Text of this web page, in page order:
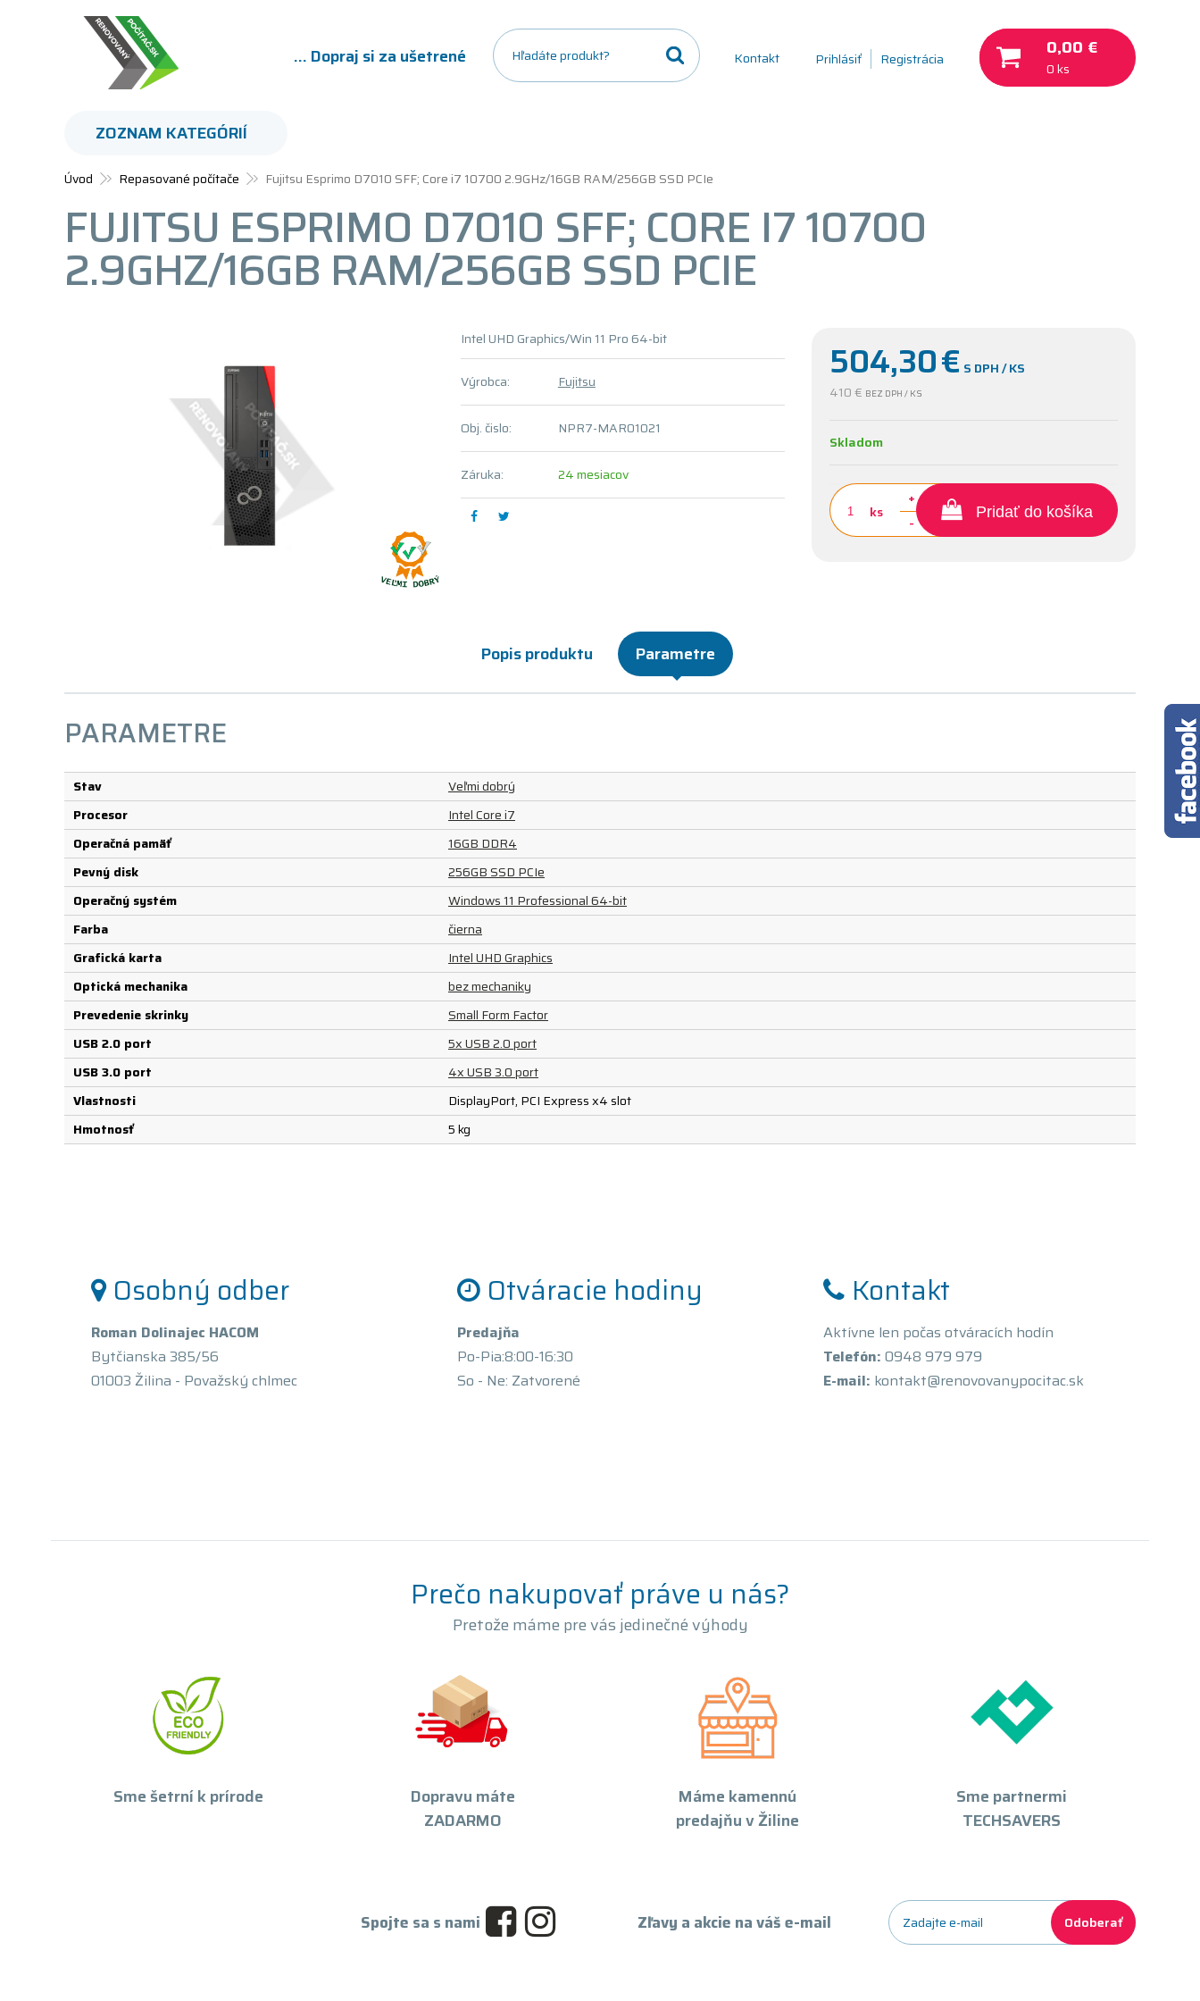
... Dopraj si za ušetrené Prihlásiť Registrácia 0,00 €
0 ks
Kontakt
Úvod Repasované počítače Fujitsu Esprimo D7010 SFF; Core i7 10700 2.9GHz/16GB RAM/256GB SSD PCIe
FUJITSU ESPRIMO D7010 SFF; CORE I7 10700
2.9GHZ/16GB RAM/256GB SSD PCIE
504,30€ S DPH / KS
410 € BEZ DPH / KS
Skladom
ks
+
-
Pridať do košíka
Intel UHD Graphics/Win 11 Pro 64-bit
Výrobca: Fujitsu
Obj. čislo: NPR7-MAR01021
Záruka: 24 mesiacov
Popis produktu Parametre
PARAMETRE
Stav
Veľmi dobrý
Procesor
Intel Core i7
Operačná pamäť
16GB DDR4
Pevný disk
256GB SSD PCIe
Operačný systém
Windows 11 Professional 64-bit
Farba
čierna
Grafická karta
Intel UHD Graphics
Optická mechanika
bez mechaniky
Prevedenie skrinky
Small Form Factor
USB 2.0 port
5x USB 2.0 port
USB 3.0 port
4x USB 3.0 port
Vlastnosti
DisplayPort, PCI Express x4 slot
Hmotnosť
5 kg
ZOZNAM KATEGÓRIÍ
Osobný odber
Roman Dolinajec HACOM
Bytčianska 385/56
01003 Žilina - Považský chlmec
Otváracie hodiny
Predajňa
Po-Pia:8:00-16:30
So - Ne: Zatvorené
Kontakt
Aktívne len počas otváracích hodín
Telefón: 0948 979 979
E-mail: kontakt@renovovanypocitac.sk
Prečo nakupovať práve u nás?
Pretože máme pre vás jedinečné výhody
Sme šetrní k prírode
Dopravu máte
ZADARMO
Máme kamennú
predajňu v Žiline
Sme partnermi
TECHSAVERS
Spojte sa s nami Zľavy a akcie na váš e-mail Odoberať